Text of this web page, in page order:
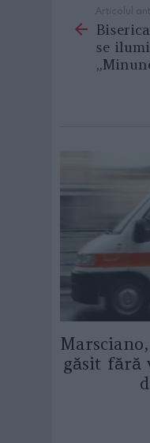
more
Articolul
se
găsit